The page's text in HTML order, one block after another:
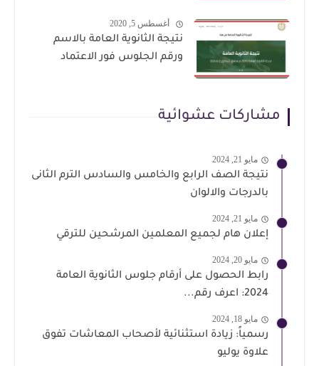
أغسطس 5, 2020
نتيجة الثانوية العامة بالاسم
ورقم الجلوس فور الاعتماد
مشاركات عشوائية
مايو 21, 2024
نتيجة الصف الرابع والخامس والسادس الترم الثانى
بالدرجات والالوان
مايو 21, 2024
إعلان هام لجميع المعلمين المرشحين للترقي
مايو 20, 2024
رابط الحصول على أرقام جلوس الثانوية العامة
2024: اعرف رقم...
مايو 18, 2024
رسمياً: زيادة استثنائية لأصحاب المعاشات تفوق
علاوة يوليو